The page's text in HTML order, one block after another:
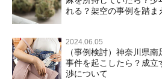
れる？架空の事例を踏ま
2024.06.05
（事例検討）神奈川県南
事件を起こしたら？成立
渉について